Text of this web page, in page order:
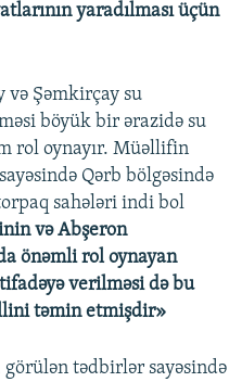
yaradılması üçün
və Şəmkirçay su
böyük bir ərazidə su
rol oynayır. Müəllifin
Qərb bölgəsində
sahələri indi bol
və Abşeron
önəmli rol oynayan
verilməsi də bu
təmin etmişdir»
görülən tədbirlər sayəsində